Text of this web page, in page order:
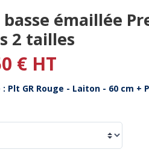
émaillée
2 tailles
€ HT
Plt GR Rouge - Laiton - 60 cm +